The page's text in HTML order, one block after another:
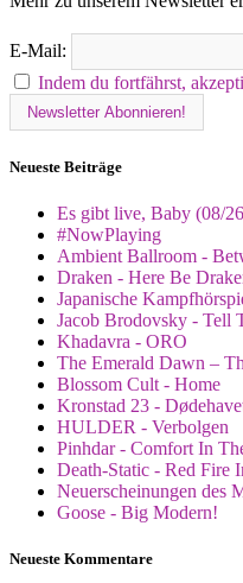
E-Mail:
Indem du fortfährst,
Neueste Beiträge
Es gibt live, Baby (08/
#NowPlaying
Ambient Ballroom -
Draken - Here Be
Japanische
Jacob Brodovsky - Tell
Khadavra - ORO
The Emerald Dawn –
Blossom Cult - Home
Kronstad 23 -
HULDER - Verbolgen
Pinhdar - Comfort In
Death-Static - Red Fire
Neuerscheinungen des
Goose - Big Modern!
Neueste Kommentare